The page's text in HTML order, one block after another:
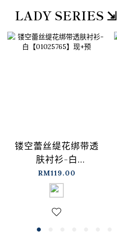
LADY SERIES ⇲
镂空蕾丝缇花绑带透
肤衬衫-白
【01025765】现+预
RM119.00